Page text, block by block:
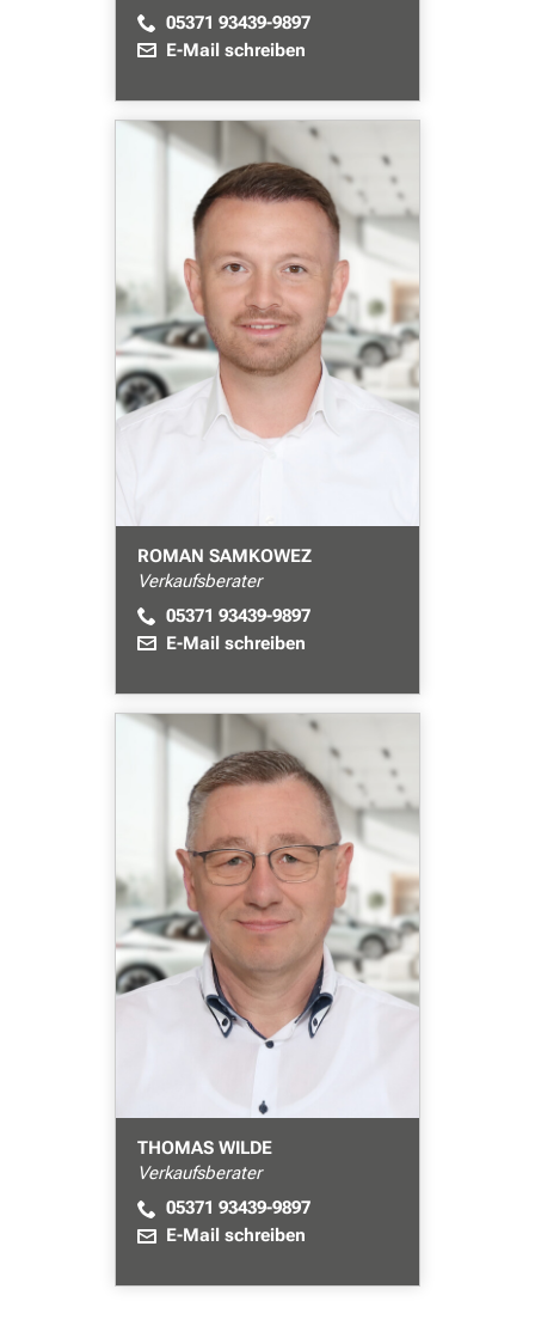
05371 93439-9897
E-Mail schreiben
ROMAN SAMKOWEZ
Verkaufsberater
05371 93439-9897
E-Mail schreiben
THOMAS WILDE
Verkaufsberater
05371 93439-9897
E-Mail schreiben